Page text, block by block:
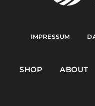
IMPRESSUM
SHOP ABOUT